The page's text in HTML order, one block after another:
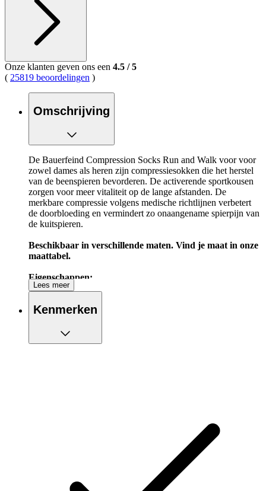
Onze klanten geven ons een 4.5 /5
( 25819 beoordelingen )
Omschrijving
De Bauerfeind Compression Socks Run and Walk voor voor
zowel dames als heren zijn compressiesokken die het herstel
van de beenspieren bevorderen. De activerende sportkousen
zorgen voor meer vitaliteit op de lange afstanden. De
merkbare compressie volgens medische richtlijnen verbetert
de doorbloeding en vermindert zo onaangename spierpijn van
de kuitspieren.
Beschikbaar in verschillende maten. Vind je maat in onze
maattabel.
Eigenschappen:
compressie volgens medische richtlijnen
druk en wrijving
Zachte polstering bij de voetzool en wreef voor meer
Lees meer
Kenmerken